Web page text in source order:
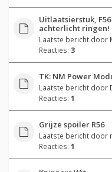
Uitlaatsierstuk,
achterlicht ringen!
Laatste bericht door
Reacties: 3
TK: NM Power
Laatste bericht door
Reacties: 1
Grijze spoiler R56
Laatste bericht door
Reacties: 1